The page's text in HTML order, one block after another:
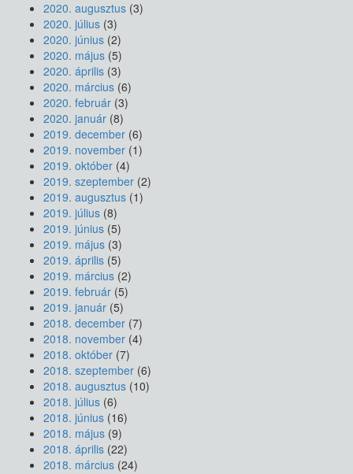
2020. augusztus (3)
2020. július (3)
2020. június (2)
2020. május (5)
2020. április (3)
2020. március (6)
2020. február (3)
2020. január (8)
2019. december (6)
2019. november (1)
2019. október (4)
2019. szeptember (2)
2019. augusztus (1)
2019. július (8)
2019. június (5)
2019. május (3)
2019. április (5)
2019. március (2)
2019. február (5)
2019. január (5)
2018. december (7)
2018. november (4)
2018. október (7)
2018. szeptember (6)
2018. augusztus (10)
2018. július (6)
2018. június (16)
2018. május (9)
2018. április (22)
2018. március (24)